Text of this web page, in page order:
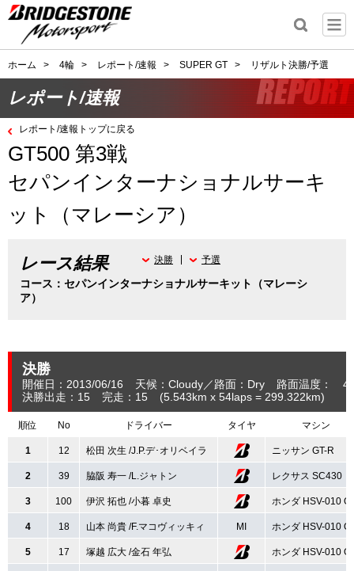
ホーム > 4輪 > レポート/速報 > SUPER GT > リザルト決勝/予選
レポート/速報
レポート/速報トップに戻る
GT500 第3戦
セパンインターナショナルサーキ
ット（マレーシア）
レース結果
コース：セパンインターナショナルサーキット（マレーシ
ア）
決勝 予選
決勝
開催日：2013/06/16 天候：Cloudy 路面：Dry
路面温度：
決勝出走：15
完走：15 (5.543km x 54laps = 299.322km)
順位 No ドライバー タイヤ マシン
1 12 松田 次生 /J.P.デ･オリベイラ ニッサン GT-R
2 39 脇阪 寿一 /L.ジャトン レクサス SC430
3 100 伊沢 拓也 /小暮 卓史 ホンダ HSV-010
4 18 山本 尚貴 /F.マコヴィッキィ MI ホンダ HSV-010
5 17 塚越 広大 /金石 年弘 ホンダ HSV-010